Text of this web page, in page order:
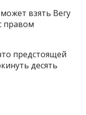
взять Вегу
правом
предстоящей
десять